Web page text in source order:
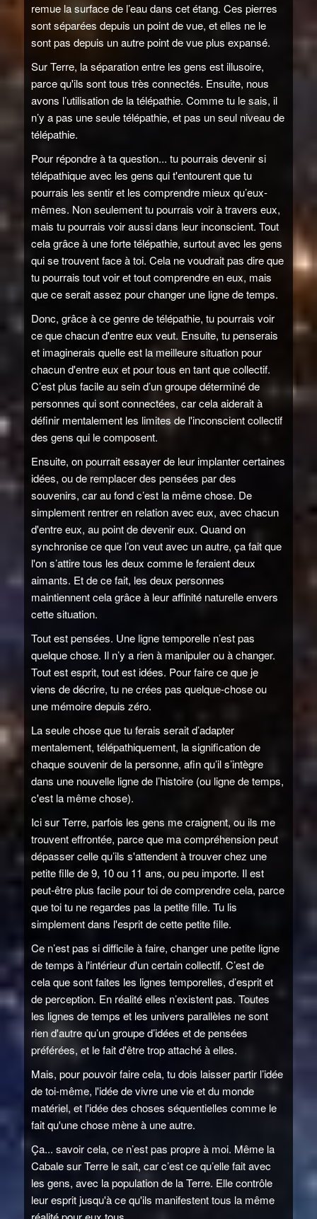
remue la surface de l’eau dans cet étang. Ces pierres
sont séparées depuis un point de vue, et elles ne le
sont pas depuis un autre point de vue plus expansé.
Sur Terre, la séparation entre les gens est illusoire,
parce qu'ils sont tous très connectés. Ensuite, nous
avons l’utilisation de la télépathie. Comme tu le sais, il
n’y a pas une seule télépathie, et pas un seul niveau de
télépathie.
Pour répondre à ta question... tu pourrais devenir si
télépathique avec les gens qui t'entourent que tu
pourrais les sentir et les comprendre mieux qu’eux-
mêmes. Non seulement tu pourrais voir à travers eux,
mais tu pourrais voir aussi dans leur inconscient. Tout
cela grâce à une forte télépathie, surtout avec les gens
qui se trouvent face à toi. Cela ne voudrait pas dire que
tu pourrais tout voir et tout comprendre en eux, mais
que ce serait assez pour changer une ligne de temps.
Donc, grâce à ce genre de télépathie, tu pourrais voir
ce que chacun d'entre eux veut. Ensuite, tu penserais
et imaginerais quelle est la meilleure situation pour
chacun d'entre eux et pour tous en tant que collectif.
C’est plus facile au sein d’un groupe déterminé de
personnes qui sont connectées, car cela aiderait à
définir mentalement les limites de l'inconscient collectif
des gens qui le composent.
Ensuite, on pourrait essayer de leur implanter certaines
idées, ou de remplacer des pensées par des
souvenirs, car au fond c’est la même chose. De
simplement rentrer en relation avec eux, avec chacun
d'entre eux, au point de devenir eux. Quand on
synchronise ce que l’on veut avec un autre, ça fait que
l'on s’attire tous les deux comme le feraient deux
aimants. Et de ce fait, les deux personnes
maintiennent cela grâce à leur affinité naturelle envers
cette situation.
Tout est pensées. Une ligne temporelle n’est pas
quelque chose. Il n’y a rien à manipuler ou à changer.
Tout est esprit, tout est idées. Pour faire ce que je
viens de décrire, tu ne crées pas quelque-chose ou
une mémoire depuis zéro.
La seule chose que tu ferais serait d’adapter
mentalement, télépathiquement, la signification de
chaque souvenir de la personne, afin qu’il s’intègre
dans une nouvelle ligne de l’histoire (ou ligne de temps,
c'est la même chose).
Ici sur Terre, parfois les gens me craignent, ou ils me
trouvent effrontée, parce que ma compréhension peut
dépasser celle qu’ils s'attendent à trouver chez une
petite fille de 9, 10 ou 11 ans, ou peu importe. Il est
peut-être plus facile pour toi de comprendre cela, parce
que toi tu ne regardes pas la petite fille. Tu lis
simplement dans l'esprit de cette petite fille.
Ce n’est pas si difficile à faire, changer une petite ligne
de temps à l'intérieur d'un certain collectif. C’est de
cela que sont faites les lignes temporelles, d’esprit et
de perception. En réalité elles n’existent pas. Toutes
les lignes de temps et les univers parallèles ne sont
rien d'autre qu’un groupe d’idées et de pensées
préférées, et le fait d'être trop attaché à elles.
Mais, pour pouvoir faire cela, tu dois laisser partir l’idée
de toi-même, l'idée de vivre une vie et du monde
matériel, et l'idée des choses séquentielles comme le
fait qu'une chose mène à une autre.
Ça... savoir cela, ce n’est pas propre à moi. Même la
Cabale sur Terre le sait, car c’est ce qu’elle fait avec
les gens, avec la population de la Terre. Elle contrôle
leur esprit jusqu'à ce qu'ils manifestent tous la même